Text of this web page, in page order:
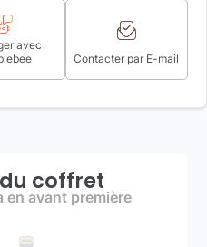
avec
Contacter par E-mail
coffret
en avant première